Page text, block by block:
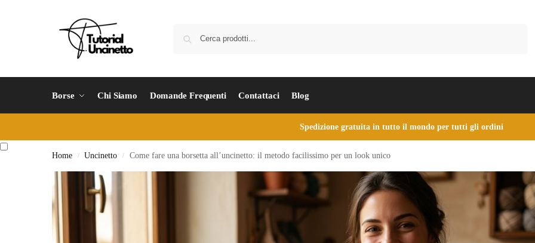
Borse Chi Siamo Domande Frequenti Contattaci Blog
Spedizione gratuita in tutto il mondo per tutti gli ordini
Home / Uncinetto / Come fare una borsetta all’uncinetto: il metodo facilissimo per un look unico